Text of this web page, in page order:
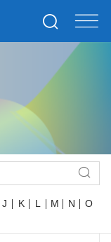
J K L M N
O